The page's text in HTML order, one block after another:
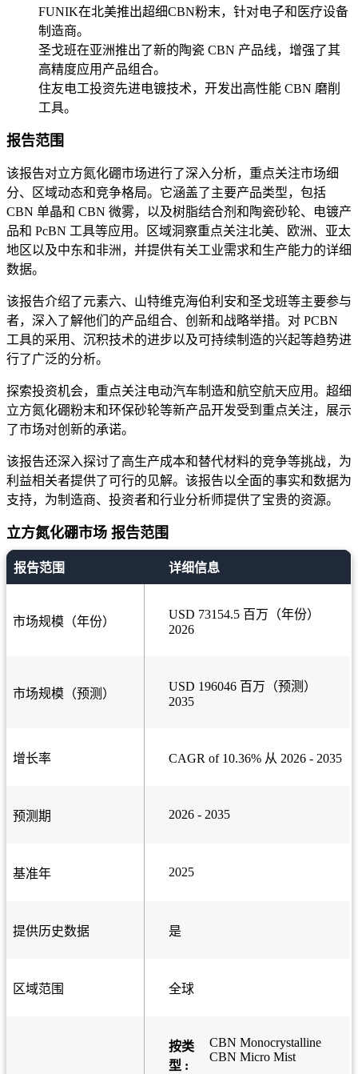
FUNIK在北美推出超细CBN粉末，针对电子和医疗设备
制造商。
圣戈班在亚洲推出了新的陶瓷 CBN 产品线，增强了其
高精度应用产品组合。
住友电工投资先进电镀技术，开发出高性能 CBN 磨削
工具。
报告范围
该报告对立方氮化硼市场进行了深入分析，重点关注市场细
分、区域动态和竞争格局。它涵盖了主要产品类型，包括
CBN 单晶和 CBN 微雾，以及树脂结合剂和陶瓷砂轮、电镀产
品和 PcBN 工具等应用。区域洞察重点关注北美、欧洲、亚太
地区以及中东和非洲，并提供有关工业需求和生产能力的详细
数据。
该报告介绍了元素六、山特维克海伯利安和圣戈班等主要参与
者，深入了解他们的产品组合、创新和战略举措。对 PCBN
工具的采用、沉积技术的进步以及可持续制造的兴起等趋势进
行了广泛的分析。
探索投资机会，重点关注电动汽车制造和航空航天应用。超细
立方氮化硼粉末和环保砂轮等新产品开发受到重点关注，展示
了市场对创新的承诺。
该报告还深入探讨了高生产成本和替代材料的竞争等挑战，为
利益相关者提供了可行的见解。该报告以全面的事实和数据为
支持，为制造商、投资者和行业分析师提供了宝贵的资源。
立方氮化硼市场 报告范围
报告范围 详细信息
市场规模（年份）
USD 73154.5 百万（年份）
2026
市场规模（预测）
USD 196046 百万（预测）
2035
增长率 CAGR of 10.36% 从 2026 - 2035
预测期 2026 - 2035
基准年 2025
提供历史数据 是
区域范围 全球
按类
型 :
CBN Monocrystalline
CBN Micro Mist